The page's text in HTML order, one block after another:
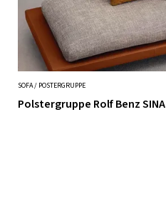
SOFA / POSTERGRUPPE
Polstergruppe Rolf Benz SINA